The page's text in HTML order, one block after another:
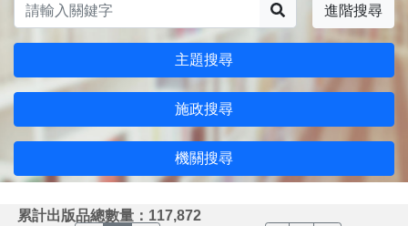
進階搜尋
主題搜尋
施政搜尋
機關搜尋
累計出版品總數量：117,872